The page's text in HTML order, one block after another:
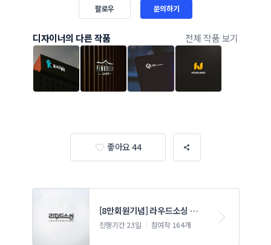
팔로우 문의하기
디자이너의 다른 작품 전체 작품 보기
좋아요 44
[8만회원기념] 라우드소싱 한
글로고 콘테스트
진행기간 23일 참여작 164개